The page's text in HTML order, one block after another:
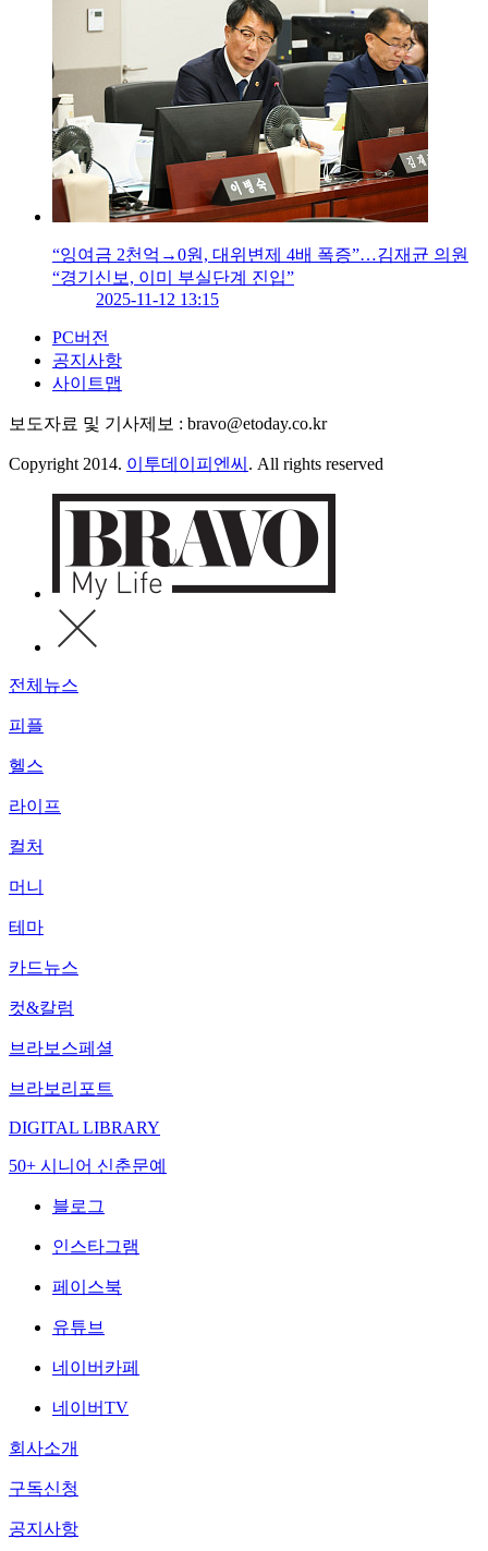
“잉여금 2천억→0원, 대위변제 4배 폭증”…김재균 의원
“경기신보, 이미 부실단계 진입”
2025-11-12 13:15
PC버전
공지사항
사이트맵
보도자료 및 기사제보 : bravo@etoday.co.kr
Copyright 2014. 이투데이피엔씨 . All rights reserved
전체뉴스
피플
헬스
라이프
컬처
머니
테마
카드뉴스
컷&칼럼
브라보스페셜
브라보리포트
DIGITAL LIBRARY
50+ 시니어 신춘문예
블로그
인스타그램
페이스북
유튜브
네이버카페
네이버TV
회사소개
구독신청
공지사항